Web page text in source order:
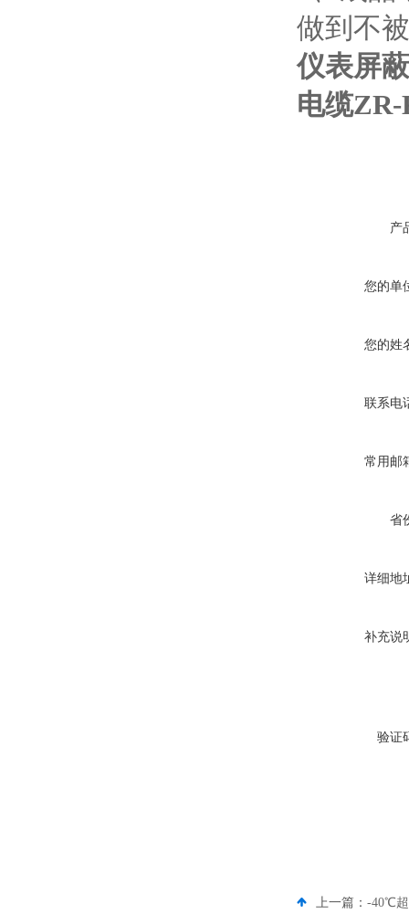
做到不
仪表屏
电缆
产
您的单
您的姓
联系电
常用邮
省
详细地
补充说
验证
上一篇： -40℃超